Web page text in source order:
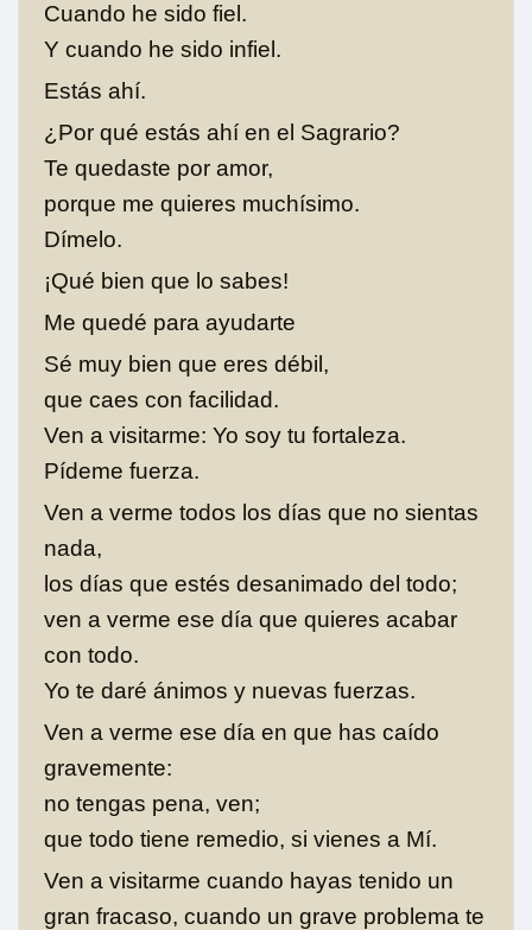
Cuando he sido fiel.
Y cuando he sido infiel.
Estás ahí.
¿Por qué estás ahí en el Sagrario?
Te quedaste por amor,
porque me quieres muchísimo.
Dímelo.
¡Qué bien que lo sabes!
Me quedé para ayudarte
Sé muy bien que eres débil,
que caes con facilidad.
Ven a visitarme: Yo soy tu fortaleza.
Pídeme fuerza.
Ven a verme todos los días que no sientas
nada,
los días que estés desanimado del todo;
ven a verme ese día que quieres acabar
con todo.
Yo te daré ánimos y nuevas fuerzas.
Ven a verme ese día en que has caído
gravemente:
no tengas pena, ven;
que todo tiene remedio, si vienes a Mí.
Ven a visitarme cuando hayas tenido un
gran fracaso, cuando un grave problema te